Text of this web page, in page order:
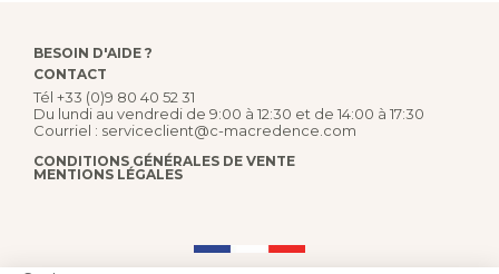
BESOIN D'AIDE ?
CONTACT
Tél +33 (0)9 80 40 52 31
Du lundi au vendredi de 9:00 à 12:30 et de 14:00 à 17:30
Courriel : serviceclient@c-macredence.com
CONDITIONS GÉNÉRALES DE VENTE
MENTIONS LÉGALES